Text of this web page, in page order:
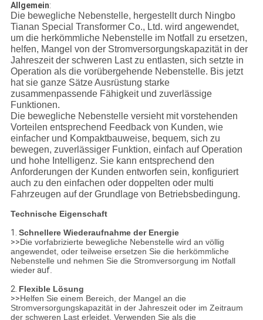
Allgemein:
Die bewegliche Nebenstelle, hergestellt durch Ningbo
Tianan Special Transformer Co., Ltd. wird angewendet,
um die herkömmliche Nebenstelle im Notfall zu ersetzen,
helfen, Mangel von der Stromversorgungskapazität in der
Jahreszeit der schweren Last zu entlasten, sich setzte in
Operation als die vorübergehende Nebenstelle. Bis jetzt
hat sie ganze Sätze Ausrüstung starke
zusammenpassende Fähigkeit und zuverlässige
Funktionen.
Die bewegliche Nebenstelle versieht mit vorstehenden
Vorteilen entsprechend Feedback von Kunden, wie
einfacher und Kompaktbauweise, bequem, sich zu
bewegen, zuverlässiger Funktion, einfach auf Operation
und hohe Intelligenz. Sie kann entsprechend den
Anforderungen der Kunden entworfen sein, konfiguriert
auch zu den einfachen oder doppelten oder multi
Fahrzeugen auf der Grundlage von Betriebsbedingung.
Technische Eigenschaft
1. Schnellere Wiederaufnahme der Energie
>>Die vorfabrizierte bewegliche Nebenstelle wird an völlig
angewendet, oder teilweise ersetzen Sie die herkömmliche
Nebenstelle und nehmen Sie die Stromversorgung im Notfall
wiederauf.
2. Flexible Lösung
>>Helfen Sie einem Bereich, der Mangel an die
Stromversorgungskapazität in der Jahreszeit oder im Zeitraum
der schweren Last erleidet. Verwenden Sie als die